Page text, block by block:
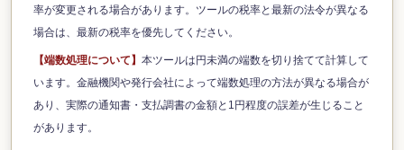
率が変更される場合があります。ツールの税率と最新の法令が異なる
場合は、最新の税率を優先してください。
【端数処理について】 本ツールは円未満の端数を切り捨てて計算して
います。金融機関や発行会社によって端数処理の方法が異なる場合が
あり、実際の通知書・支払調書の金額と1円程度の誤差が生じること
があります。